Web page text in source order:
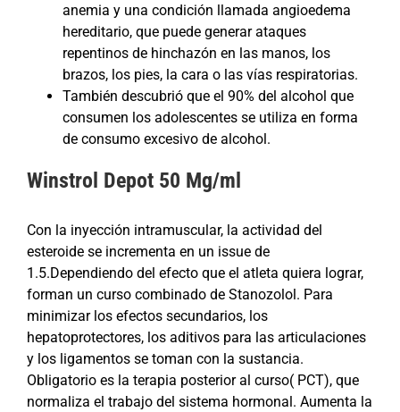
anemia y una condición llamada angioedema
hereditario, que puede generar ataques
repentinos de hinchazón en las manos, los
brazos, los pies, la cara o las vías respiratorias.
También descubrió que el 90% del alcohol que
consumen los adolescentes se utiliza en forma
de consumo excesivo de alcohol.
Winstrol Depot 50 Mg/ml
Con la inyección intramuscular, la actividad del
esteroide se incrementa en un issue de
1.5.Dependiendo del efecto que el atleta quiera lograr,
forman un curso combinado de Stanozolol. Para
minimizar los efectos secundarios, los
hepatoprotectores, los aditivos para las articulaciones
y los ligamentos se toman con la sustancia.
Obligatorio es la terapia posterior al curso( PCT), que
normaliza el trabajo del sistema hormonal. Aumenta la